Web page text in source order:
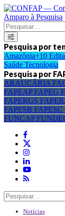
Pesquisa por
Amazônia+10
Saúde Tecnologia
Pesquisa por
ARAUCÁRIA
FAPEAPFAPEG
FAPERGS
FAPESB FAPESC
FUNCAP
Notícias